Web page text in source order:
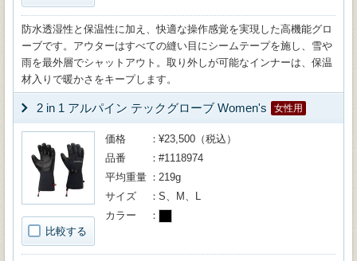
防水透湿性と保温性に加え、快適な操作感覚を実現した高機能グロ
ーブです。アウターはすべての縫い目にシームテープを施し、雪や
雨を最外層でシャットアウト。取り外しが可能なインナーは、保温
材入りで暖かさをキープします。
2 in 1 アルパイン テックグローブ Women's 女性用
比較する
価格
¥23,500（税込）
品番
#1118974
平均重量
219g
サイズ
S、M、L
カラー